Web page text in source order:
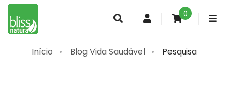
Conta 0
Início Blog Vida Saudável Pesquisa